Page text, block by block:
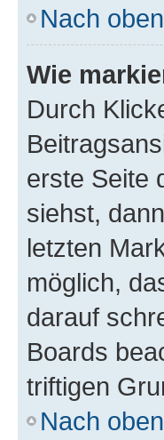
Nach oben
Wie
Durch
erste Seite
siehst,
letzten
möglich,
darauf
Boards
triftigen
Nach oben